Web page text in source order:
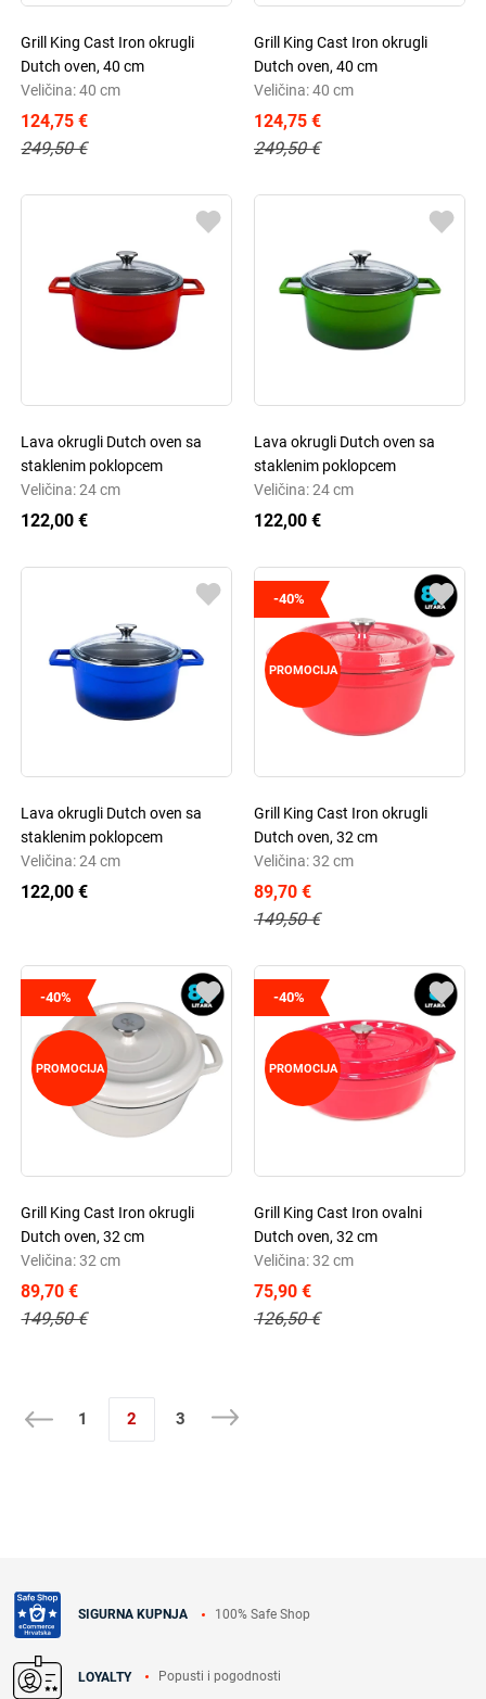
Grill King Cast Iron okrugli
Dutch oven, 40 cm
Veličina: 40 cm
124,75 €
249,50 €
Grill King Cast Iron okrugli
Dutch oven, 40 cm
Veličina: 40 cm
124,75 €
249,50 €
Lava okrugli Dutch oven sa
staklenim poklopcem
Veličina: 24 cm
122,00 €
Lava okrugli Dutch oven sa
staklenim poklopcem
Veličina: 24 cm
122,00 €
Lava okrugli Dutch oven sa
staklenim poklopcem
Veličina: 24 cm
122,00 €
-40%
PROMOCIJA
Grill King Cast Iron okrugli
Dutch oven, 32 cm
Veličina: 32 cm
89,70 €
149,50 €
-40%
PROMOCIJA
Grill King Cast Iron okrugli
Dutch oven, 32 cm
Veličina: 32 cm
89,70 €
149,50 €
-40%
PROMOCIJA
Grill King Cast Iron ovalni
Dutch oven, 32 cm
Veličina: 32 cm
75,90 €
126,50 €
1 2 3
SIGURNA KUPNJA 100% Safe Shop
LOYALTY Popusti i pogodnosti